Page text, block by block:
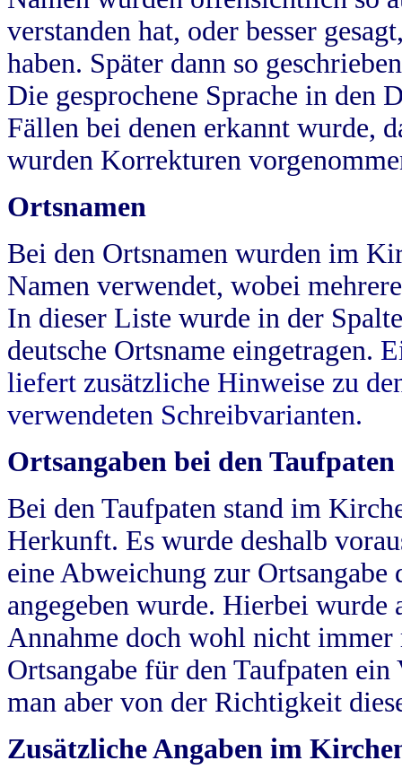
verstanden hat, oder besser
haben. Später dann so
Die gesprochene Sprache in
Fällen bei denen erkannt wurde,
wurden Korrekturen
Ortsnamen
Bei den Ortsnamen wurden im
Namen verwendet, wobei
In dieser Liste wurde in der
deutsche Ortsname eingetragen.
liefert zusätzliche Hinweise zu
verwendeten Schreibvarianten.
Ortsangaben bei den Taufpaten
Bei den Taufpaten stand im
Herkunft. Es wurde deshalb
eine Abweichung zur
angegeben wurde. Hierbei wurde
Annahme doch wohl nicht
Ortsangabe für den Taufpaten
man aber von der Richtigkeit
Zusätzliche Angaben im